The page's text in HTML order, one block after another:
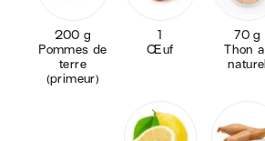
200 g
Pommes de
terre
(primeur)
1
Œuf
70 g
Thon au
naturel